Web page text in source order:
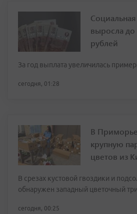
выросла до
рублей
За год выплата увеличилась
сегодня, 01:28
В
крупную
цветов из
В срезах кустовой гвоздики и
обнаружен западный цветочный
сегодня, 00:25